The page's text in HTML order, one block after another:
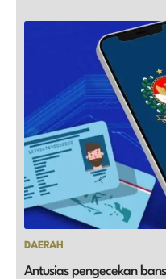
DAERAH
Antusias pengecekan